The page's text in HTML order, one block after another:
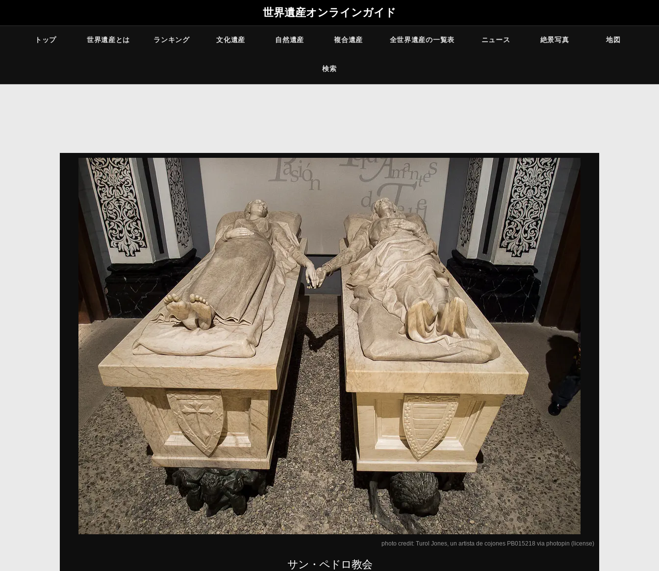
世界遺産オンラインガイド
トップ 世界遺産とは ランキング 文化遺産 自然遺産 複合遺産 全世界遺産の一覧表 ニュース 絶景写真 地図
検索
photo credit: Turol Jones, un artista de cojones PB015218 via photopin (license)
サン・ペドロ教会